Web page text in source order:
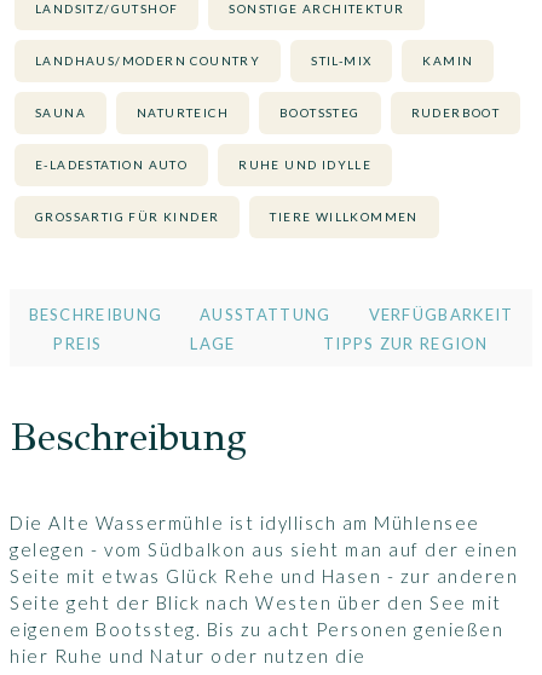
LANDSITZ/GUTSHOF SONSTIGE ARCHITEKTUR
LANDHAUS/MODERN COUNTRY STIL-MIX KAMIN
SAUNA NATURTEICH BOOTSSTEG RUDERBOOT
E-LADESTATION AUTO RUHE UND IDYLLE
GROSSARTIG FÜR KINDER TIERE WILLKOMMEN
BESCHREIBUNG AUSSTATTUNG
VERFÜGBARKEIT
PREIS
LAGE TIPPS ZUR REGION
Beschreibung
Die Alte Wassermühle ist idyllisch am Mühlensee
gelegen - vom Südbalkon aus sieht man auf der einen
Seite mit etwas Glück Rehe und Hasen - zur anderen
Seite geht der Blick nach Westen über den See mit
eigenem Bootssteg. Bis zu acht Personen genießen
hier Ruhe und Natur oder nutzen die